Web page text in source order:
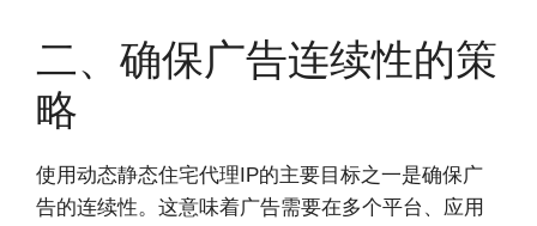
二、确保广告连续性的策
略
使用动态静态住宅代理IP的主要目标之一是确保广
告的连续性。这意味着广告需要在多个平台、应用